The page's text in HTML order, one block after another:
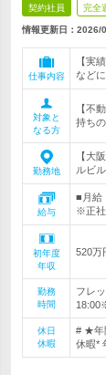
契約社員 完全
情報更新日：2026/
仕事内容
【実
など
対象と
なる方
【不
持ち
勤務地
【大
ルビ
給与
■月給
※正社
初年度
年収
520万
勤務
時間
フレ
休日
休暇
# ★年
休暇*